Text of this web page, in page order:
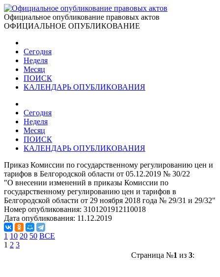
Официальное опубликование правовых актов
ОФИЦИАЛЬНОЕ ОПУБЛИКОВАНИЕ
Сегодня
Неделя
Месяц
ПОИСК
КАЛЕНДАРЬ ОПУБЛИКОВАНИЯ
Сегодня
Неделя
Месяц
ПОИСК
КАЛЕНДАРЬ ОПУБЛИКОВАНИЯ
Приказ Комиссии по государственному регулированию цен и
тарифов в Белгородской области от 05.12.2019 № 30/22
"О внесении изменений в приказы Комиссии по
государственному регулированию цен и тарифов в
Белгородской области от 29 ноября 2018 года № 29/31 и 29/32"
Номер опубликования: 3101201912110018
Дата опубликования: 11.12.2019
1 10 20 50 ВСЕ
1 2 3
Страница №1 из 3: